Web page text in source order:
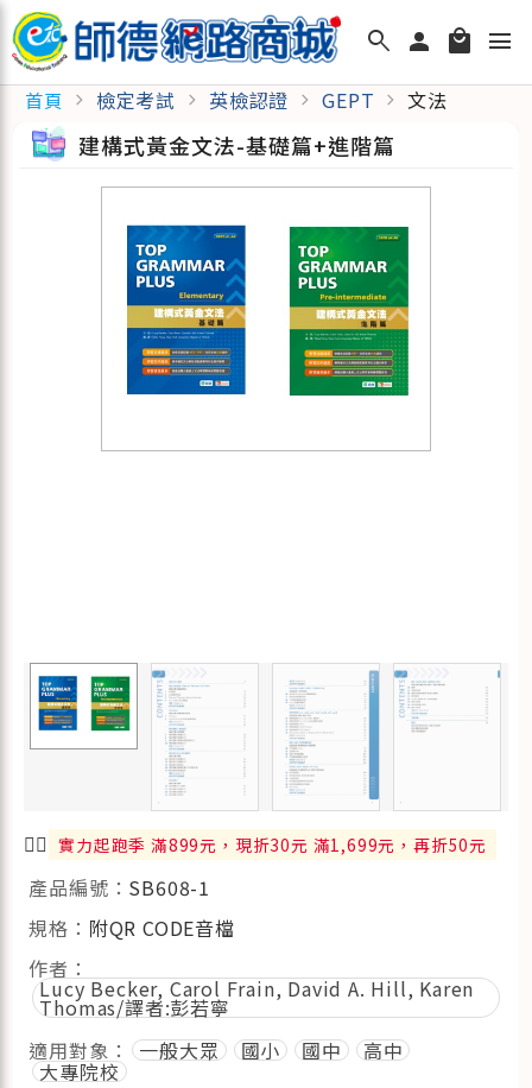
search person local_mall menu
首頁 chevron_right 檢定考試 chevron_right 英檢認證 chevron_right GEPT chevron_right 文法
建構式黃金文法-基礎篇+進階篇
🏃‍♂️ 實力起跑季 滿899元，現折30元 滿1,699元，再折50元
產品編號： SB608-1
規格： 附QR CODE音檔
作者：
Lucy Becker, Carol Frain, David A. Hill, Karen
Thomas/譯者:彭若寧
適用對象：
一般大眾 國小 國中 高中
大專院校